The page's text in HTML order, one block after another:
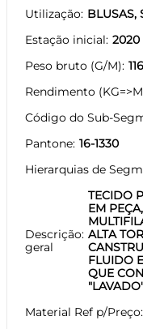
Utilização BLUSAS,
Estação inicial 2020
Peso bruto (G/M) 116
Rendimento
Código do Sub-
Pantone 16-1330
Hierarquias de
Descrição
geral
TECIDO
EM
ALTA
FLUIDO
QUE
Material Ref p/Preço